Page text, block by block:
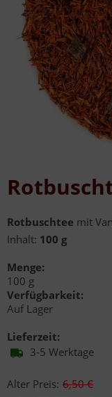
Rotbuschtee mit
Inhalt: 100 g
Menge:
100 g
Verfügbarkeit:
Auf Lager
Lieferzeit:
3-5 Werktage
Alter Preis: 6,50 €